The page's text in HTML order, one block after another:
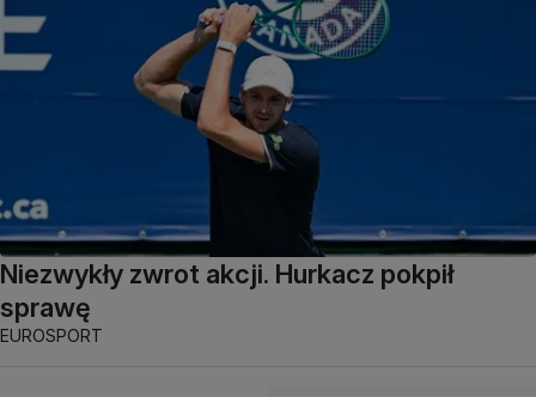
Niezwykły zwrot akcji. Hurkacz pokpił
sprawę
EUROSPORT